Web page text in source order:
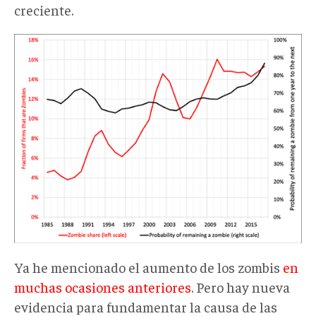
creciente.
gl4.png
Ya he mencionado el aumento de los zombis en
muchas ocasiones anteriores. Pero hay nueva
evidencia para fundamentar la causa de las